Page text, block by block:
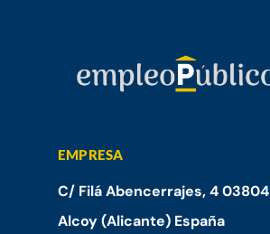
EMPRESA
C/ Filá Abencerrajes, 4 03804
Alcoy (Alicante) España